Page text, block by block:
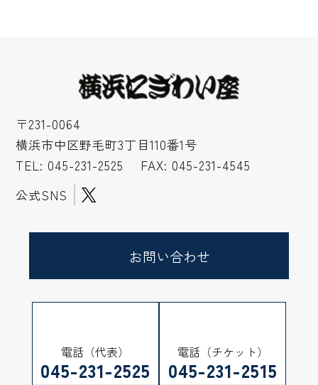
〒231-0064
横浜市中区野毛町3丁目110番1号
TEL: 045-231-2525
FAX: 045-231-4545
公式SNS
お問い合わせ
電話（代表）
045-231-2525
電話（チケット）
045-231-2515